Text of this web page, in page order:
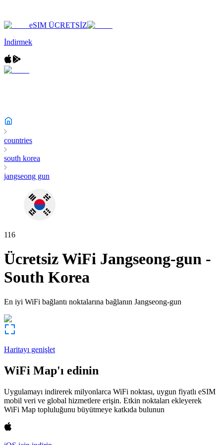
eSIM ÜCRETSİZ
İndirmek
countries
south korea
jangseong gun
116
Ücretsiz WiFi Jangseong-gun -
South Korea
En iyi WiFi bağlantı noktalarına bağlanın Jangseong-gun
Haritayı genişlet
WiFi Map'ı edinin
Uygulamayı indirerek milyonlarca WiFi noktası, uygun fiyatlı eSIM
mobil veri ve global hizmetlere erişin. Etkin noktaları ekleyerek
WiFi Map topluluğunu büyütmeye katkıda bulunun